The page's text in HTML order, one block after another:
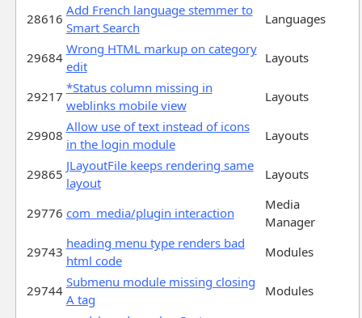
28616
Add French language stemmer to
Smart Search
Languages
29684
Wrong HTML markup on category
edit
Layouts
29217
*Status column missing in
weblinks mobile view
Layouts
29908
Allow use of text instead of icons
in the login module
Layouts
29865
JLayoutFile keeps rendering same
layout
Layouts
29776 com_media/plugin interaction
Media
Manager
29743
heading menu type renders bad
html code
Modules
29744
Submenu module missing closing
A tag
Modules